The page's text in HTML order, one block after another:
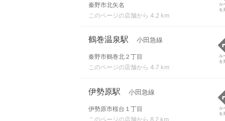
秦野市北矢名
このページの店舗から 4.2 km
ル
を
鶴巻温泉駅 小田急線
秦野市鶴巻北２丁目
このページの店舗から 4.7 km
ル
を
伊勢原駅 小田急線
伊勢原市桜台１丁目
このページの店舗から 8.2 km
ル
を